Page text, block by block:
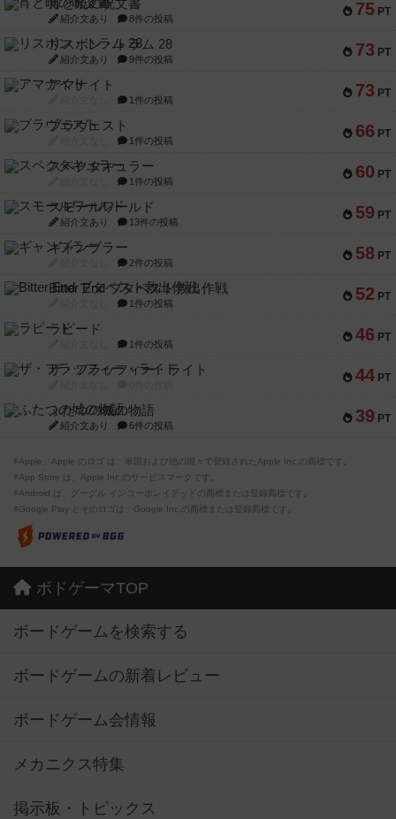
75 PT
宵と暁の呪文書
紹介文あり 8件の投稿
73 PT
リスボン・トラム 28
紹介文あり 9件の投稿
73 PT
アマナイト
1件の投稿
66 PT
ブラヴェスト
1件の投稿
60 PT
スペクタキュラー
1件の投稿
59 PT
スモールワールド
紹介文あり 13件の投稿
58 PT
ギャンブラー
2件の投稿
52 PT
Bitter End ブタペスト救出作戦
1件の投稿
46 PT
ラピード
1件の投稿
44 PT
ザ・フラッフィー・ライト
39 PT
ふたつの城の物語
紹介文あり 6件の投稿
※Apple、Apple のロゴ は、米国および他の国々で登録されたApple Inc.の商標です。
※App Store は、Apple Inc.のサービスマークです。
※Android は、グーグル インコーポレイテッドの商標または登録商標です。
※Google Play とそのロゴは、Google Inc.の商標または登録商標です。
ボドゲーマTOP
ボードゲームを検索する
ボードゲームの新着レビュー
ボードゲーム会情報
メカニクス特集
掲示板・トピックス